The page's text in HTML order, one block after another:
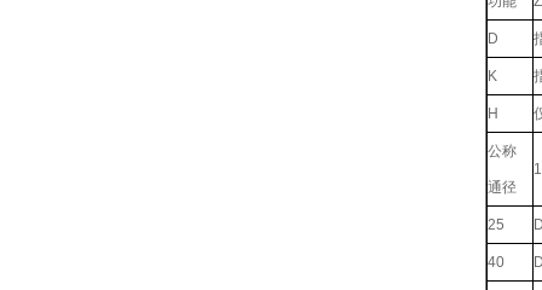
D
K
H
公称
通径
25
40